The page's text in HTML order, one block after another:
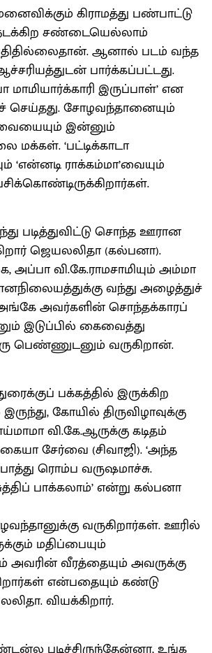
கிராமத்து பண்பாட்டு
சண்டையெல்லாம்
புதிதில்லைதான். ஆனால் படம் வந்த
பார்க்கப்பட்டது.
மாமியார்க்காரி இருப்பாள்’ என
செய்தது. சோழவந்தானையும்
இன்னும்
மக்கள். ‘பட்டிக்காடா
‘என்னடி ராக்கம்மா’வையும்
படித்துவிட்டு சொந்த ஊரான
ஜெயலலிதா (கல்பனா).
வி.கே.ராமசாமியும் அம்மா
வந்து அழைத்துச்
அவர்களின் சொந்தக்காரப்
இடுப்பில் கைவைத்து
பெண்ணுடனும் வருகிறான்.
பக்கத்தில் இருக்கிற
கோயில் திருவிழாவுக்கு
வி.கே.ஆருக்கு கடிதம்
சேர்வை (சிவாஜி). ‘அந்த
ரொம்ப வருஷமாச்சு.
பாக்கலாம்’ என்று கல்பனா
வருகிறார்கள். ஊரில்
மதிப்பையும்
அவரின் வீரத்தையும் அவருக்கு
என்பதையும் கண்டு
வியக்கிறார்.